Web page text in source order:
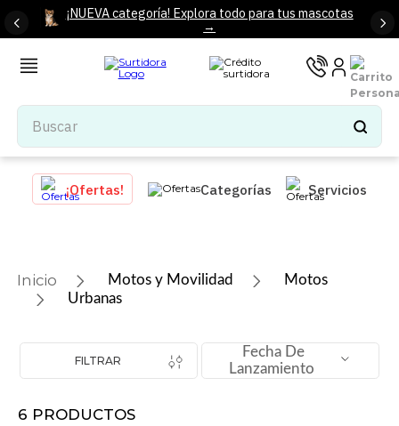
¡NUEVA categoría! Explora todo para tus mascotas
→
Buscar
TÉRMINOS MÁS BUSCADOS
1.
tenis mujer
iphone
colchones
8 .
audifonos
¡Ofertas! Categorías Servicios
Motos y Movilidad
Motos
Urbanas
FILTRAR
Fecha De
Lanzamiento
6 PRODUCTOS